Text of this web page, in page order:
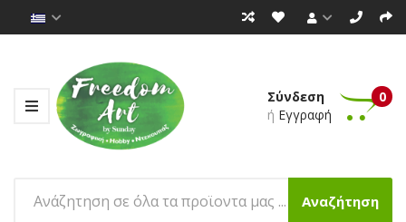
Σύνδεση
ή Εγγραφή
0
Αναζήτηση